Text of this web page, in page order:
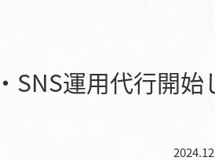
SNS運用代行開始